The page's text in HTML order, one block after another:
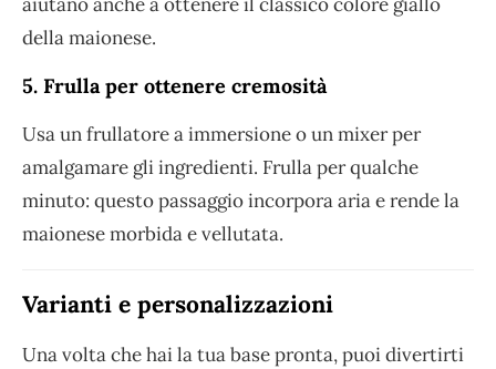
della maionese.
5. Frulla per ottenere cremosità
Usa un frullatore a immersione o un mixer per
amalgamare gli ingredienti. Frulla per qualche
minuto: questo passaggio incorpora aria e rende la
maionese morbida e vellutata.
Varianti e personalizzazioni
Una volta che hai la tua base pronta, puoi divertirti